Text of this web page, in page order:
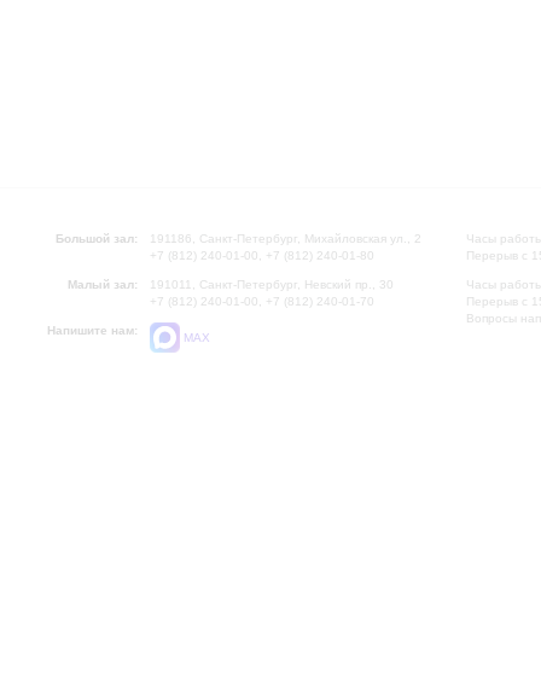
Большой зал:
191186, Санкт-Петербург, Михайловская ул., 2
+7 (812) 240-01-00, +7 (812) 240-01-80
Малый зал:
191011, Санкт-Петербург, Невский пр., 30
+7 (812) 240-01-00, +7 (812) 240-01-70
Напишите нам:
MAX
Часы
Перерыв с
Часы
Перерыв с
Вопросы